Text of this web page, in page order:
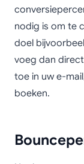
nodig is om te
doel
voeg dan
toe in uw e-
boeken.